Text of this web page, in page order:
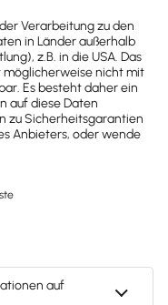
18:00 Uhr für